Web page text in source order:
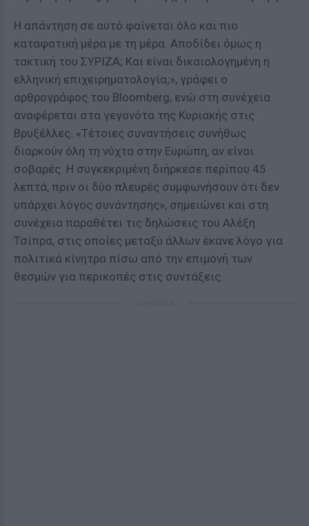
Η απάντηση σε αυτό φαίνεται όλο και πιο
καταφατική μέρα με τη μέρα. Αποδίδει όμως η
τακτική του ΣΥΡΙΖΑ; Και είναι δικαιολογημένη η
ελληνική επιχειρηματολογία;», γράφει ο
αρθρογράφος του Bloomberg, ενώ στη συνέχεια
αναφέρεται στα γεγονότα της Κυριακής στις
Βρυξέλλες. «Τέτοιες συναντήσεις συνήθως
διαρκούν όλη τη νύχτα στην Ευρώπη, αν είναι
σοβαρές. Η συγκεκριμένη διήρκεσε περίπου 45
λεπτά, πριν οι δύο πλευρές συμφωνήσουν ότι δεν
υπάρχει λόγος συνάντησης», σημειώνει και στη
συνέχεια παραθέτει τις δηλώσεις του Αλέξη
Τσίπρα, στις οποίες μεταξύ άλλων έκανε λόγο για
πολιτικά κίνητρα πίσω από την επιμονή των
θεσμών για περικοπές στις συντάξεις.